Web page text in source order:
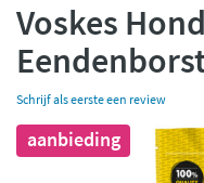
Voskes
Schrijf als eerste een review
aanbieding